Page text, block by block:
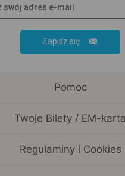
Zapisz się
Pomoc
Twoje Bilety / EM-karta
Regulaminy i Cookies